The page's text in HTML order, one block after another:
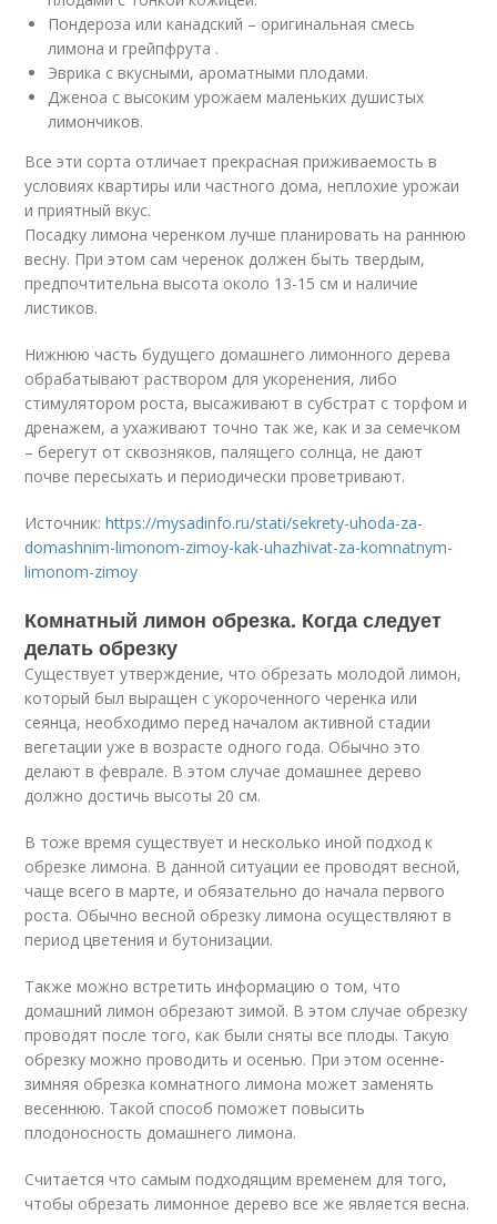
Пондероза или канадский – оригинальная смесь
лимона и грейпфрута .
Эврика с вкусными, ароматными плодами.
Дженоа с высоким урожаем маленьких душистых
лимончиков.
Все эти сорта отличает прекрасная приживаемость в
условиях квартиры или частного дома, неплохие урожаи
и приятный вкус.
Посадку лимона черенком лучше планировать на раннюю
весну. При этом сам черенок должен быть твердым,
предпочтительна высота около 13-15 см и наличие
листиков.
Нижнюю часть будущего домашнего лимонного дерева
обрабатывают раствором для укоренения, либо
стимулятором роста, высаживают в субстрат с торфом и
дренажем, а ухаживают точно так же, как и за семечком
– берегут от сквозняков, палящего солнца, не дают
почве пересыхать и периодически проветривают.
Источник:https://mysadinfo.ru/stati/sekrety-uhoda-za-
domashnim-limonom-zimoy-kak-uhazhivat-za-komnatnym-
limonom-zimoy
Комнатный лимон обрезка. Когда следует
делать обрезку
Существует утверждение, что обрезать молодой лимон,
который был выращен с укороченного черенка или
сеянца, необходимо перед началом активной стадии
вегетации уже в возрасте одного года. Обычно это
делают в феврале. В этом случае домашнее дерево
должно достичь высоты 20 см.
В тоже время существует и несколько иной подход к
обрезке лимона. В данной ситуации ее проводят весной,
чаще всего в марте, и обязательно до начала первого
роста. Обычно весной обрезку лимона осуществляют в
период цветения и бутонизации.
Также можно встретить информацию о том, что
домашний лимон обрезают зимой. В этом случае обрезку
проводят после того, как были сняты все плоды. Такую
обрезку можно проводить и осенью. При этом осенне-
зимняя обрезка комнатного лимона может заменять
весеннюю. Такой способ поможет повысить
плодоносность домашнего лимона.
Считается что самым подходящим временем для того,
чтобы обрезать лимонное дерево все же является весна.